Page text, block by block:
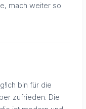
mach weiter so
bin für die
zufrieden. Die